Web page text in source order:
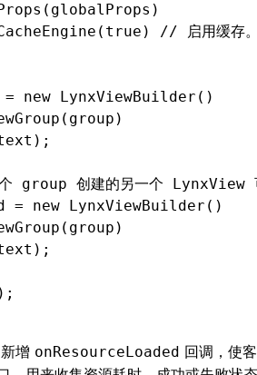
(globalProps)
( true ) // 启用缓存。
= new LynxViewBuilder()
(group)
group 创建的另一个 LynxView 可
= new LynxViewBuilder()
(group)
新增 onResourceLoaded 回调，使